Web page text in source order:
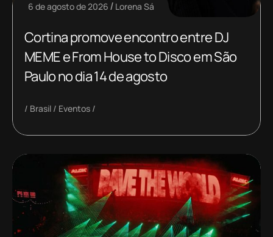
6 de agosto de 2026 Lorena Sá
Cortina promove encontro entre DJ
MEME e From House to Disco em São
Paulo no dia 14 de agosto
Brasil Eventos